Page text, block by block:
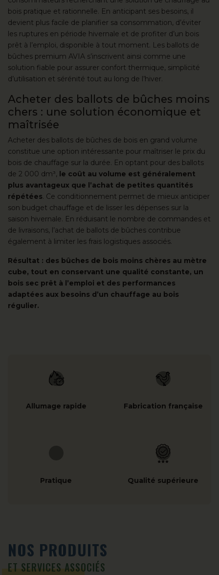
Allumage rapide Fabrication française
Pratique Qualité supérieure
bois pratique et rationnelle. En anticipant ses besoins, il
devient plus facile de planifier sa consommation, d’éviter
les ruptures en période hivernale et de profiter d’un bois
prêt à l’emploi, disponible à tout moment. Les ballots de
bûches premium AVIA s’inscrivent ainsi comme une
solution fiable pour assurer confort thermique, simplicité
d’utilisation et sérénité tout au long de l’hiver.
Acheter des ballots de bûches moins
chers : une solution économique et
maîtrisée
Acheter des ballots de bûches de bois en grand volume
constitue une option intéressante pour maîtriser le prix du
bois de chauffage sur la durée. En optant pour des ballots
de 2 000 dm³, le coût au volume est généralement
plus avantageux que l’achat de petites quantités
répétées. Ce conditionnement permet de mieux anticiper
son budget chauffage et de lisser les dépenses sur la
saison hivernale. En réduisant le nombre de commandes et
de livraisons, l’achat de ballots de bûches contribue
également à limiter les frais logistiques associés.
Résultat : des bûches de bois moins chères au mètre
cube, tout en conservant une qualité constante, un
bois sec prêt à l’emploi et des performances
adaptées aux besoins d’un chauffage au bois
régulier.
NOS PRODUITS
ET SERVICES ASSOCIÉS